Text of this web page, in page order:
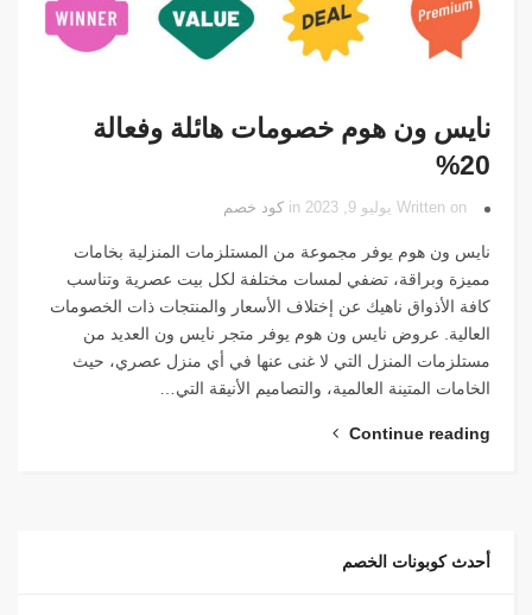
نايس ون هوم خصومات هائلة وفعالة
20%
Written on يوليو 9, 2023 in كود خصم
نايس ون هوم يوفر مجموعة من المستلزمات المنزلية بخامات
مميزة وبراقة، تضفي لمسات مختلفة لكل بيت عصرية وتناسب
كافة الأذواق ناهيك عن إختلاف الأسعار والمنتجات ذات الخصومات
العالية. عروض نايس ون هوم يوفر متجر نايس ون العديد من
مستلزمات المنزل التي لا غنى عنها في أي منزل عصري، حيث
الخامات المتينة العالمية، والتصاميم الأنيقة التي…
Continue reading
أحدث كوبونات الخصم